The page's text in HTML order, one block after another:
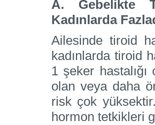
A. Gebelikte
Kadınlarda
Ailesinde tiroid
kadınlarda tiroid
1 şeker
olan veya daha
risk çok
hormon tetkikleri